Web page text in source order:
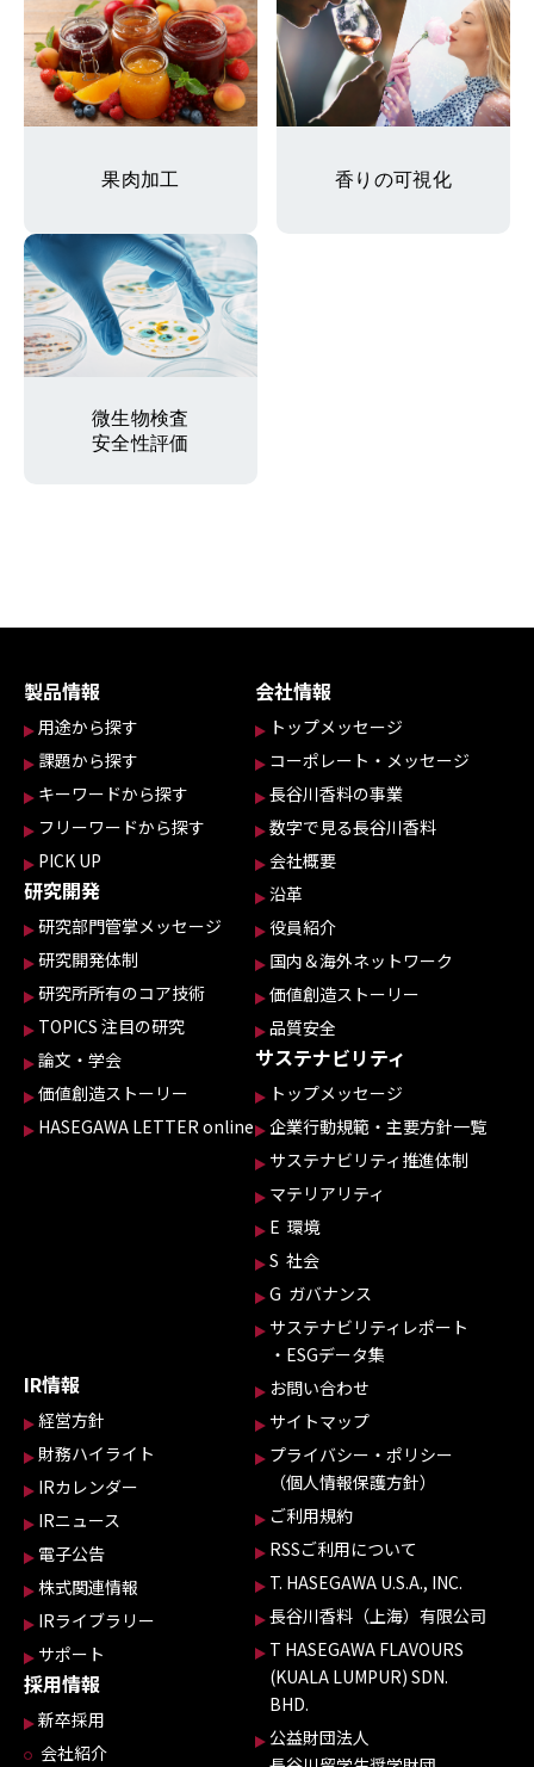
果肉加工 香りの可視化
微生物検査
安全性評価
製品情報
用途から探す
課題から探す
キーワードから探す
フリーワードから探す
PICK UP
研究開発
研究部門管掌メッセージ
研究開発体制
研究所所有のコア技術
TOPICS 注目の研究
論文・学会
価値創造ストーリー
HASEGAWA LETTER online
会社情報
トップメッセージ
コーポレート・メッセージ
長谷川香料の事業
数字で見る長谷川香料
会社概要
沿革
役員紹介
国内＆海外ネットワーク
価値創造ストーリー
品質安全
サステナビリティ
トップメッセージ
企業行動規範・主要方針一覧
サステナビリティ推進体制
マテリアリティ
E 環境
S 社会
G ガバナンス
サステナビリティレポート
・ESGデータ集
IR情報
経営方針
財務ハイライト
IRカレンダー
IRニュース
電子公告
株式関連情報
IRライブラリー
サポート
採用情報
新卒採用
会社紹介
お問い合わせ
サイトマップ
プライバシー・ポリシー
（個人情報保護方針）
ご利用規約
RSSご利用について
T. HASEGAWA U.S.A., INC.
長谷川香料（上海）有限公司
T HASEGAWA FLAVOURS
(KUALA LUMPUR) SDN.
BHD.
公益財団法人